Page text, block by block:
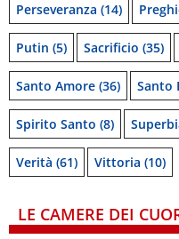
Perseveranza (14)
Putin (5) Sacrificio (35)
Santo Amore (36) Santo
Spirito Santo (8)
Verità (61) Vittoria (10)
LE CAMERE DEI